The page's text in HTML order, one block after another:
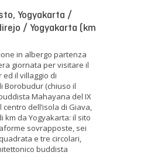
Yogyakarta /
/ Yogyakarta (km
in albergo partenza
giornata per visitare il
il villaggio di
Borobudur (chiuso il
Mahayana del IX
centro dell’isola di Giava,
km da Yogyakarta: il sito
sovrapposte, sei
e tre circolari,
buddista